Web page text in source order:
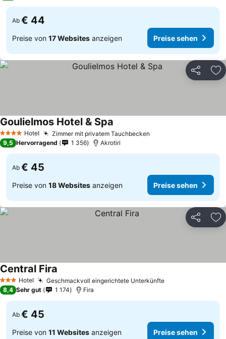
Ab € 44
Preise von 17 Websites anzeigen Preise sehen
Teilen
4 Sterne Hotel Zimmer mit privatem Tauchbecken
Goulielmos Hotel & Spa
9,5 Hervorragend 1 356 Akrotiri
Ab € 45
Preise von 18 Websites anzeigen Preise sehen
Teilen
3 SterneHotel Geschmackvoll eingerichtete Unterkünfte
Central Fira
8,4 Sehr gut 1 174 Fira
Ab € 45
Preise von 11 Websites anzeigen Preise sehen